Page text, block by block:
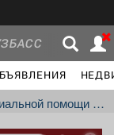
Новости
мероприятии «Архитектура завтрашнего дня».